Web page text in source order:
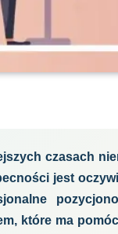
czasach
jest
które ma